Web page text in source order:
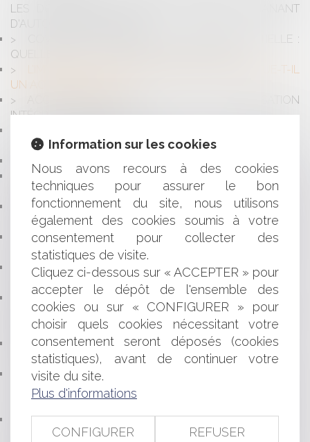
LES DOCUMENTS DE PORTÉE GÉNÉRALE ÉMANANT
D'AUTORITÉS PUBLIQUES
COVID-19 ET CONTRÔLE DE L'ACTIVITÉ PARTIELLE :
QUELLES SONT LES FRAUDES RECHERCHÉES ?
L’IMMEUBLE NON ENCORE VENDU CONSTITUE-T-IL
UN ACTIF DISPONIBLE ?
ACCIDENTS DE LA CIRCULATION ET INDEMNISATION
INTÉGRALE DES VICTIMES
CONTRACTUELLES
CRÉANCIERS, NE VOUS TROMPEZ PAS DE CIBLE !
SAISIE-ATTRIBUTION : LE CARACTÈRE EXÉCUTOIRE
ET LA SIGNIFICATION DE L’ACTE
LA PLAINTE DISCIPLINAIRE CONTRE UN MÉDECIN
DOIT ÊTRE SIGNÉE PAR SON AUTEUR
QUELS SONT LES CRITÈRES FISCAUX POUR
QUALIFIER UNE ACTIVITÉ DE MARCHAND DE BIENS ?
BAIL VERBAL ET PRISE EN CHARGE DE LA TAXE
FONCIÈRE
ARRÊTÉ DE CATASTROPHE NATURELLE : LE
NÉCESSAIRE EXAMEN PARTICULIER DE LA SITUATION
DES COMMUNES
COMMENT SAVOIR SI UN ACTE DE CAUTION EST
DISPROPORTIONNÉ ?
LE PRÉJUDICE MORAL DES COMMUNES DU FAIT DE
LA DURÉE EXCESSIVE DES PROCÉDURES : UNE
PRÉCISIONS SUR LA QUALIFICATION
PROFESSIONNELLE D’UN CRÉDIT ET SUR LE DÉLAI DE
Information sur les cookies
Nous avons recours à des cookies
techniques pour assurer le bon
fonctionnement du site, nous utilisons
également des cookies soumis à votre
consentement pour collecter des
statistiques de visite.
Cliquez ci-dessous sur « ACCEPTER » pour
accepter le dépôt de l'ensemble des
cookies ou sur « CONFIGURER » pour
choisir quels cookies nécessitant votre
consentement seront déposés (cookies
statistiques), avant de continuer votre
visite du site.
Plus d'informations
CONFIGURER REFUSER